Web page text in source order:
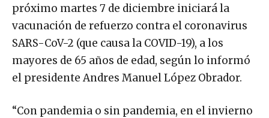
próximo martes 7 de diciembre iniciará la
vacunación de refuerzo contra el coronavirus
SARS-CoV-2 (que causa la COVID-19), a los
mayores de 65 años de edad, según lo informó
el presidente Andres Manuel López Obrador.
“Con pandemia o sin pandemia, en el invierno